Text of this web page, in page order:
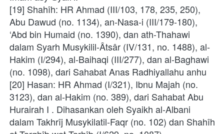
[19] Shahîh: HR Ahmad (III/103, 178, 235, 250),
Abu Dawud (no. 1134), an-Nasa-i (III/179-180),
‘Abd bin Humaid (no. 1390), dan ath-Thahawi
dalam Syarh Musykilil-Âtsâr (IV/131, no. 1488), al-
Hakim (I/294), al-Baihaqi (III/277), dan al-Baghawi
(no. 1098), dari Sahabat Anas Radhiyallahu anhu
[20] Hasan: HR Ahmad (I/321), Ibnu Majah (no.
3123), dan al-Hakim (no. 389), dari Sahabat Abu
Hurairah I . Dihasankan oleh Syaikh al-Albani
dalam Takhrîj Musykilatil-Faqr (no. 102) dan Shahîh